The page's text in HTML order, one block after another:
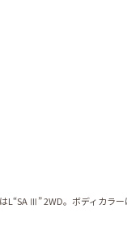
L“SA Ⅲ” 2WD。ボディカラー